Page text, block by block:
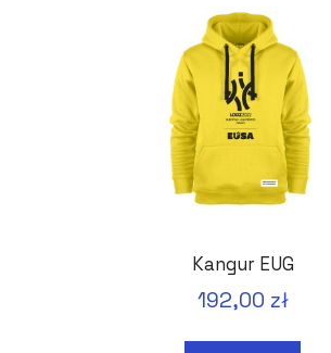
Kangur EUG
192,00 zł